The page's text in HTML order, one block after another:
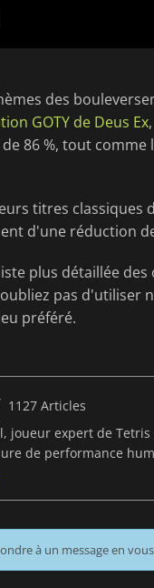
des
GOTY de Deus Ex
86 %, tout
titres classiques
d'une réduction
plus détaillée
pas d'utiliser
préféré.
1127 Articles
joueur expert de
de performance
à un message en vous